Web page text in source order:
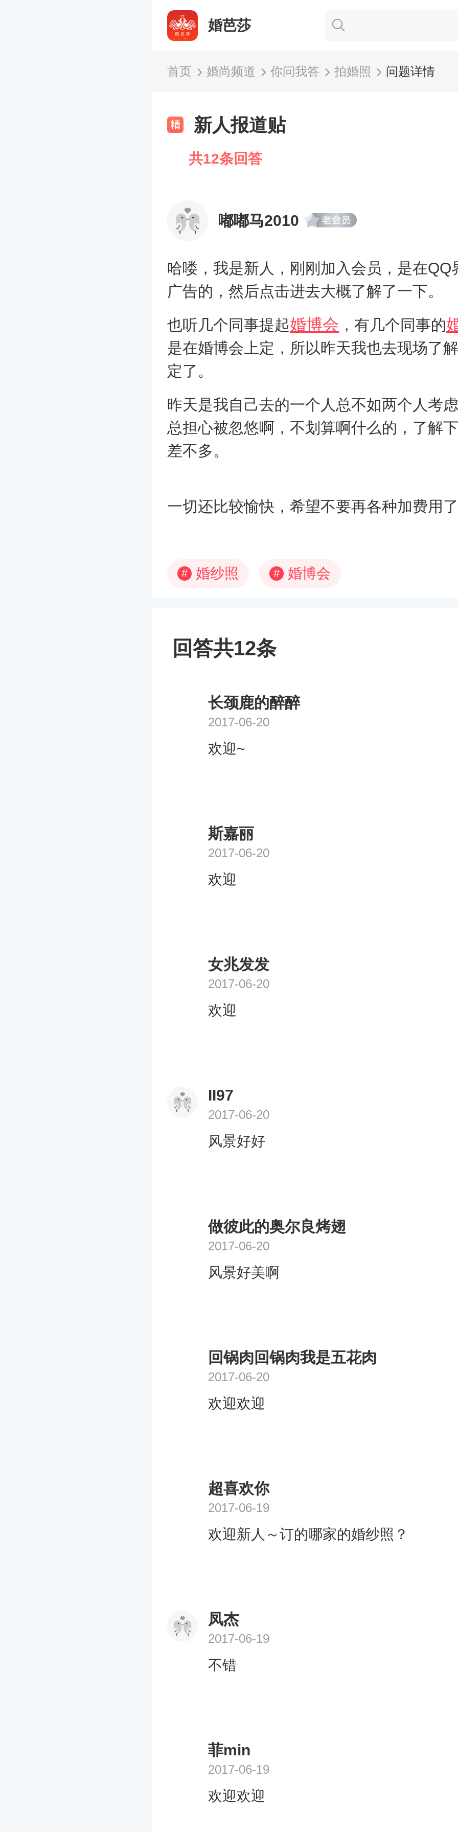
婚芭莎
首页 婚尚频道 你问我答 拍婚照 问题详情
新人报道贴
共12条回答
嘟嘟马2010
哈喽，我是新人，刚刚加入会员，是在QQ
广告的，然后点击进去大概了解了一下。
也听几个同事提起婚博会 ，有几个同事的
是在婚博会上定，所以昨天我也去现场了
定了。
昨天是我自己去的一个人总不如两个人考
总担心被忽悠啊，不划算啊什么的，了解
差不多。
一切还比较愉快，希望不要再各种加费用
# 婚纱照 # 婚博会
回答共12条
长颈鹿的醉醉
2017-06-20
欢迎~
斯嘉丽
2017-06-20
欢迎
女兆发发
2017-06-20
欢迎
II97
2017-06-20
风景好好
做彼此的奥尔良烤翅
2017-06-20
风景好美啊
回锅肉回锅肉我是五花肉
2017-06-20
欢迎欢迎
超喜欢你
2017-06-19
欢迎新人～订的哪家的婚纱照？
凤杰
2017-06-19
不错
菲min
2017-06-19
欢迎欢迎